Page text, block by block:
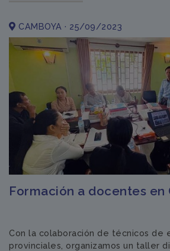
CAMBOYA · 25/09/2023
Formación a docentes en
Con la colaboración de técnicos de
provinciales, organizamos un taller